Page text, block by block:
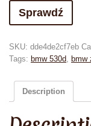
Sprawdź
SKU: dde4de2cf7eb
Tags: bmw 530d, bmw
Description